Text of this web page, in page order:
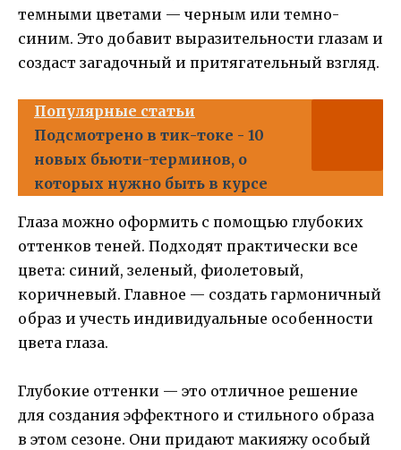
темными цветами — черным или темно-
синим. Это добавит выразительности глазам и
создаст загадочный и притягательный взгляд.
Популярные статьи
Подсмотрено в тик-токе - 10
новых бьюти-терминов, о
которых нужно быть в курсе
Глаза можно оформить с помощью глубоких
оттенков теней. Подходят практически все
цвета: синий, зеленый, фиолетовый,
коричневый. Главное — создать гармоничный
образ и учесть индивидуальные особенности
цвета глаза.
Глубокие оттенки — это отличное решение
для создания эффектного и стильного образа
в этом сезоне. Они придают макияжу особый